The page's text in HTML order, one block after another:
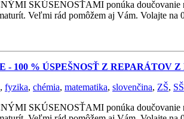
SKÚSENOSŤAMI ponúka doučovanie
Veľmi rád pomôžem aj Vám. Volajte na
- 100 % ÚSPEŠNOSŤ Z REPARÁTOV
, fyzika, chémia, matematika, slovenčina, ZŠ, SŠ
SKÚSENOSŤAMI ponúka doučovanie